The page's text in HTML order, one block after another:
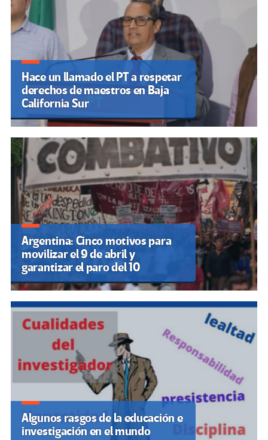
Hace un llamado el PT a respetar
derechos de maestros en Baja
California Sur
Argentina: Cinco motivos para
movilizar el 9 de abril y
garantizar el paro del 10
Algunos rasgos de la educación e
investigación en el mundo